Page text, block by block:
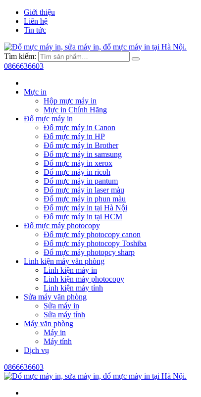
Giới thiệu
Liên hệ
Tin tức
Tìm kiếm:
0866636603
Mực in
Hộp mực máy in
Mực in Chính Hãng
Đổ mực máy in
Đổ mực máy in Canon
Đổ mực máy in HP
Đổ mực máy in Brother
Đổ mực máy in samsung
Đổ mực máy in xerox
Đổ mực máy in ricoh
Đổ mực máy in pantum
Đổ mực máy in laser màu
Đổ mực máy in phun màu
Đổ mực máy in tại Hà Nội
Đổ mực máy in tại HCM
Đổ mực máy photocopy
Đổ mực máy photocopy canon
Đổ mực máy photocopy Toshiba
Đổ mực máy photopcy sharp
Linh kiện máy văn phòng
Linh kiện máy in
Linh kiện máy photocopy
Linh kiện máy tính
Sửa máy văn phòng
Sửa máy in
Sửa máy tính
Máy văn phòng
Máy in
Máy tính
Dịch vụ
0866636603